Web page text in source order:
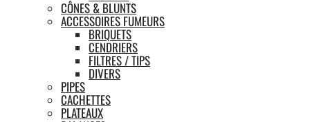
CÔNES & BLUNTS
ACCESSOIRES FUMEURS
BRIQUETS
CENDRIERS
FILTRES / TIPS
DIVERS
PIPES
CACHETTES
PLATEAUX